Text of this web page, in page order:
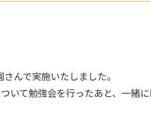
んで実施いたしました。
いて勉強会を行ったあと、一緒